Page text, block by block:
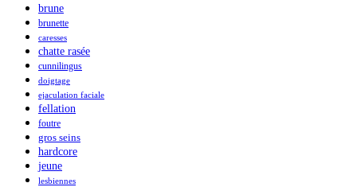
brune
brunette
caresses
chatte rasée
cunnilingus
doigtage
ejaculation faciale
fellation
foutre
gros seins
hardcore
jeune
lesbiennes